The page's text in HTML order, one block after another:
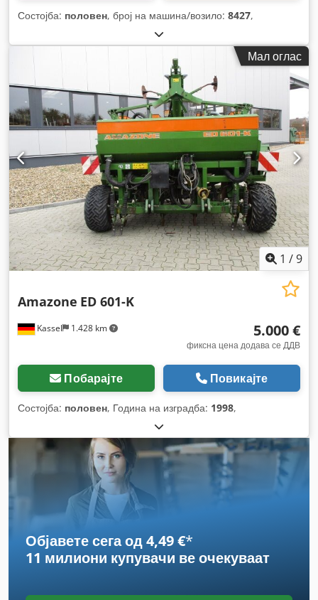
Состојба: половен, број на машина/возило: 8427,
Мал оглас
1 /9
Kassel 1.428 km
Amazone ED 601-K
5.000 €
фиксна цена додава се ДДВ
Побарајте Повикајте
Состојба: половен, Година на изградба: 1998,
Објавете сега од 4,49 €*
11 милиони купувачи ве очекуваат